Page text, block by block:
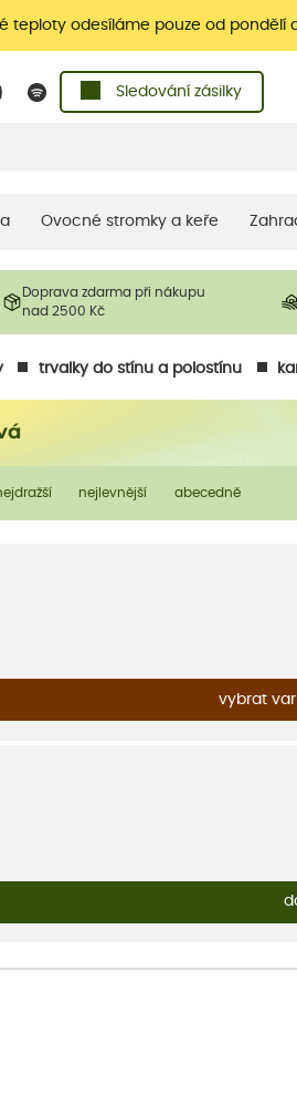
teploty odesíláme pouze od pondělí
Sledování zásilky
Ovocné stromky a keře
Doprava zdarma při nákupu
nad 2500 Kč
trvalky do stínu a polostínu
nejlevnější abecedně
vybrat